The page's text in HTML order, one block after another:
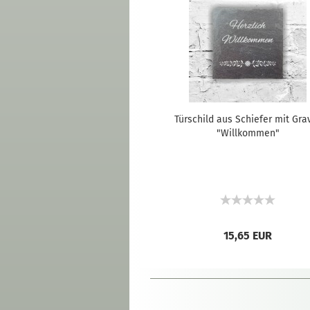
Türschild aus Schiefer mit
"Willkommen"
15,65 EUR